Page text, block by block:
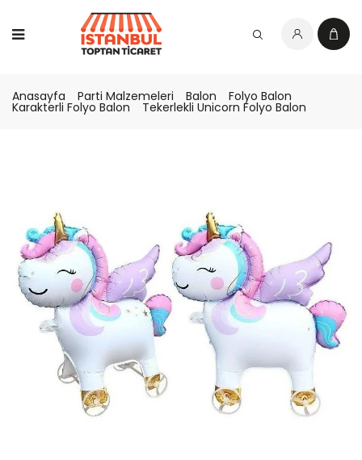
Anasayfa Parti Malzemeleri Balon Folyo Balon
Karakterli Folyo Balon Tekerlekli Unicorn Folyo Balon